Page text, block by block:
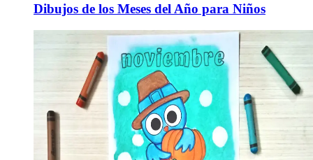
Dibujos de los Meses del Año para Niños